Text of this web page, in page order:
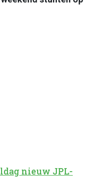
nieuw JPL-